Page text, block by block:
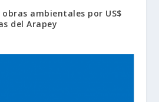
ambientales por US$
del Arapey